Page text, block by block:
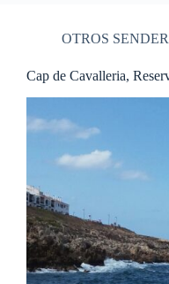
OTROS
Cap de Cavalleria,